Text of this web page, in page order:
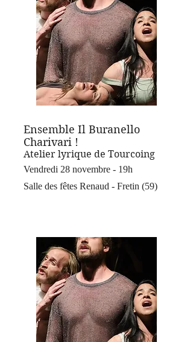
Ensemble Il Buranello
Charivari !
Atelier lyrique de Tourcoing
Vendredi 28 novembre - 19h
Salle des fêtes Renaud - Fretin (59)